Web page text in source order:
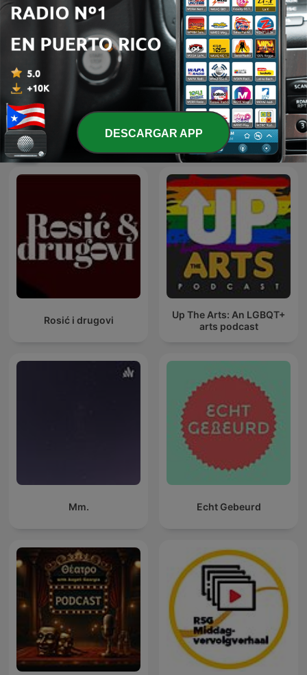
Old Time Radio Theater World war III
Más podcasts internacionales de Arte
Rosić i drugovi
Up The Arts: An LGBQT+
arts podcast
Mm. Echt Gebeurd
DESCARGAR APP